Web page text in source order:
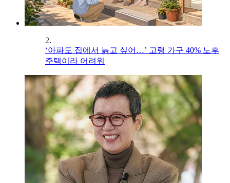
2.
‘아파도 집에서 늙고 싶어…’ 고령 가구 40% 노후
주택이라 어려워